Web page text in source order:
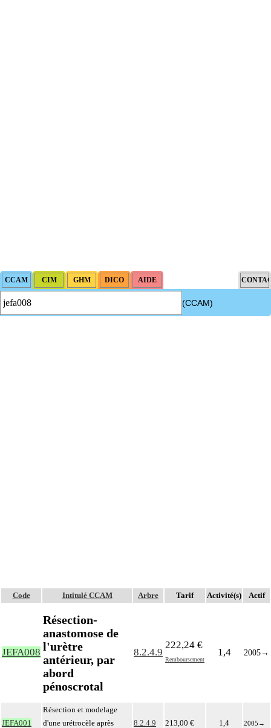
(CCAM)
Code Intitulé CCAM Arbre Tarif Activité(s) Actif
JEFA008
Résection-
anastomose de
l'urètre
antérieur, par
abord
pénoscrotal
8.2.4.9
222,24 €
Remboursement
1,4 2005→
JEFA001
Résection et modelage
d'une urétrocèle après
8.2.4.9 213,00 € 1,4 2005 →